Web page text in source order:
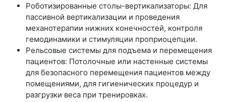
Роботизированные столы-вертикализаторы: Для
пассивной вертикализации и проведения
механотерапии нижних конечностей, контроля
гемодинамики и стимуляции проприоцепции.
Рельсовые системы для подъема и перемещения
пациентов: Потолочные или настенные системы
для безопасного перемещения пациентов между
помещениями, для гигиенических процедур и
разгрузки веса при тренировках.